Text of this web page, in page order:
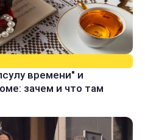
времени" и
зачем и что там